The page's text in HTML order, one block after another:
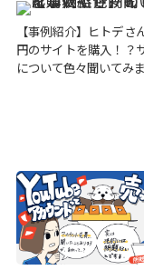
【事例紹介】ヒトデさ
円のサイトを購入！？
について色々聞いてみ